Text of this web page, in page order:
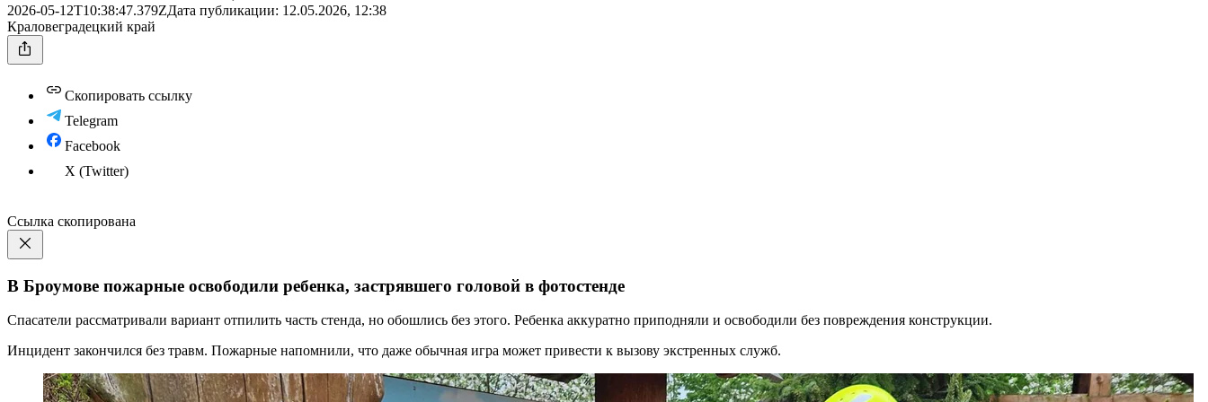
2026-05-12T10:38:47.379ZДата публикации: 12.05.2026, 12:38
Краловеградецкий край
Скопировать ссылку
Telegram
Facebook
X (Twitter)
Ссылка скопирована
В Броумове пожарные освободили ребенка, застрявшего головой в фотостенде
Спасатели рассматривали вариант отпилить часть стенда, но обошлись без этого. Ребенка аккуратно приподняли и освободили без повреждения конструкции.
Инцидент закончился без травм. Пожарные напомнили, что даже обычная игра может привести к вызову экстренных служб.